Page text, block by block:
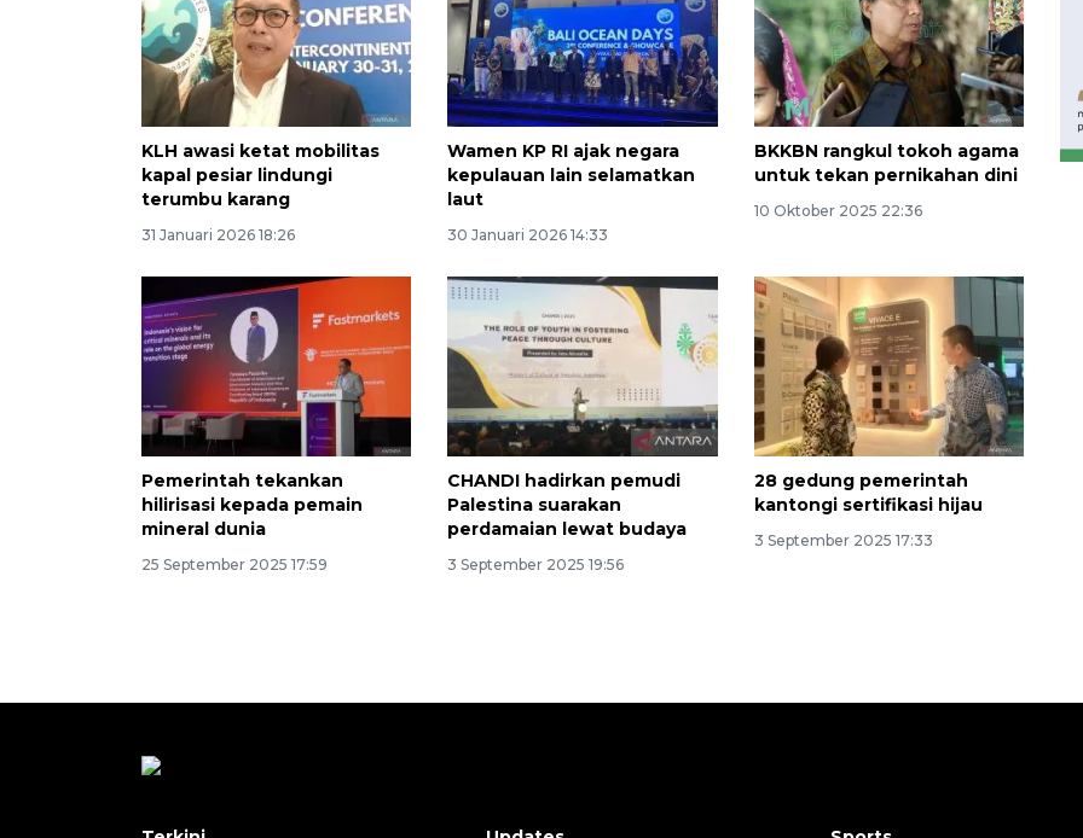
KLH awasi ketat mobilitas
kapal pesiar lindungi
terumbu karang
31 Januari 2026 18:26
Wamen KP RI ajak negara
kepulauan lain selamatkan
laut
30 Januari 2026 14:33
BKKBN rangkul tokoh agama
untuk tekan pernikahan dini
10 Oktober 2025 22:36
Pemerintah tekankan
hilirisasi kepada pemain
mineral dunia
25 September 2025 17:59
CHANDI hadirkan pemudi
Palestina suarakan
perdamaian lewat budaya
3 September 2025 19:56
28 gedung pemerintah
kantongi sertifikasi hijau
3 September 2025 17:33
Waspadai penyakit saat
musim kemarau
2026-08-05 12:00:00